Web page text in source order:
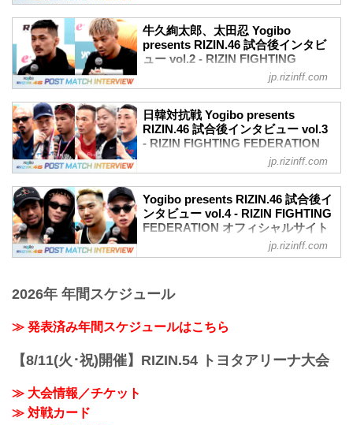
(16:00開始) 前売¥5,000(...
されたYogibo presents RIZIN.46の出場選
手たちの試合後インタビューを公開！
YouTubeで見る
ー / Yogibo presents RIZIN.46
youtu.be
鈴木千裕「ひとつ時代が変わった。でも
何ひとつ満足していない」
ーー試合後の率直な感想をお聞かせいた
鈴木 そうですね、ひとつ時代が変わった
のかなと思います。でも、やっぱり何ひ
とつ満足していないんだなと...
牛久絢太郎、太田忍 Yogibo
presents RIZIN.46 試合後インタビ
ュー vol.2 - RIZIN FIGHTING
FEDERATION オフィシャルサイト
されたYogibo presents RIZIN.46の出場選
手たちの試合後インタビューを公開！
YouTubeで見る
ー / Yogibo presents RIZIN.46
youtu.be
牛久絢太郎「力が入らなかった。原因を
調べています」
ーー試合後の率直な感想をお聞かせくだ
牛久 そうですねまあ、まさかああいう展
かこう、全然こう、1Rは相手に力を使わ
せよ...
jp.rizinff.com
日韓対抗戦 Yogibo presents
RIZIN.46 試合後インタビュー vol.3
- RIZIN FIGHTING FEDERATION
されたYogibo presents RIZIN.46の出場選
手たちの試合後インタビューを公開！
YouTubeで見る
った」
さい。
なところで。うんまあ、自分のやりたい
jp.rizinff.com
Yogibo presents RIZIN.46 試合後イ
ンタビュー vol.4 - RIZIN FIGHTING
FEDERATION オフィシャルサイト
4月29日（祝・月）有明アリーナにて開催
YouTubeで見る
RIZIN.46
高木凌「次も出されたものをしっかりい
い形で倒せるように」
jp.rizinff.com
2026年 年間スケジュール
≫ 発表済み年間スケジュールはこちら
【8/11(火･祝)開催】RIZIN.54 トヨタアリーナ大会
≫ 大会情報／チケット
≫ 対戦カード